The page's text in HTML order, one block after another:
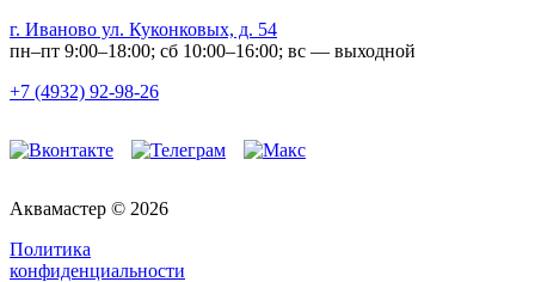
г. Иваново ул. Куконковых, д. 54
пн–пт 9:00–18:00; сб 10:00–16:00; вс — выходной
+7 (4932) 92-98-26
Аквамастер © 2026
Политика
конфиденциальности